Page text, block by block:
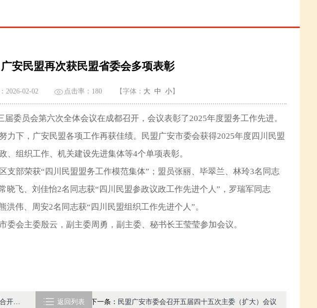
安民盟再次获民盟省委会多项表彰
2026-02-02 点击率： 180 【字体： 大 中 小 】
委员会第六次全体会议在成都召开，会议表彰了2025年度盟务工作先进。
力下，广安民盟各项工作再获佳绩。民盟广安市委会获得2025年度四川民盟
、组织工作、机关建设先进集体等4个单项表彰。
支部荣获“四川民盟盟务工作模范集体”；盟员张丽、毕翠兰、林玲3名同志
晓飞、刘佳怡2名同志获“四川民盟参政议政工作先进个人”，罗瑞军同志
伟、周安2名同志获“四川民盟组织工作先进个人”。
委会主委殷云，副主委周勇，副主委、秘书长王莹莹参加会议。
扶活动  返回列表 下一条： 民盟广安市委会召开五届四十五次主委（扩大）会议